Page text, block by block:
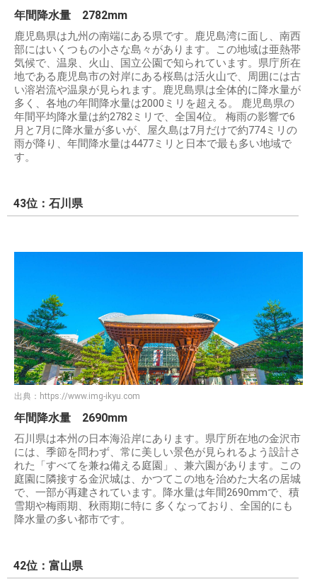
年間降水量 2782mm
鹿児島県は九州の南端にある県です。鹿児島湾に面し、南西
部にはいくつもの小さな島々があります。この地域は亜熱帯
気候で、温泉、火山、国立公園で知られています。県庁所在
地である鹿児島市の対岸にある桜島は活火山で、周囲には古
い溶岩流や温泉が見られます。鹿児島県は全体的に降水量が
多く、各地の年間降水量は2000ミリを超える。 鹿児島県の
年間平均降水量は約2782ミリで、全国4位。 梅雨の影響で6
月と7月に降水量が多いが、屋久島は7月だけで約774ミリの
雨が降り、年間降水量は4477ミリと日本で最も多い地域で
す。
43位：石川県
出典： https://www.img-ikyu.com
年間降水量 2690mm
石川県は本州の日本海沿岸にあります。県庁所在地の金沢市
には、季節を問わず、常に美しい景色が見られるよう設計さ
れた「すべてを兼ね備える庭園」、兼六園があります。この
庭園に隣接する金沢城は、かつてこの地を治めた大名の居城
で、一部が再建されています。降水量は年間2690mmで、積
雪期や梅雨期、秋雨期に特に 多くなっており、全国的にも
降水量の多い都市です。
42位：富山県